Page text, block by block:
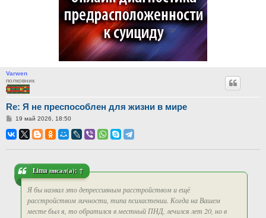
Varwen
полковник
Re: Я не преспособлен для жизни в мире
Сообщение
19 май 2026, 18:50
Limaписал(а): ↑
Я бы назвал это депрессивным расстройством и ещё
расстройством личности, типа психастении. Когда на Вашем
месте был я, то обратился в местный ПНД, лечился лет 20, но в